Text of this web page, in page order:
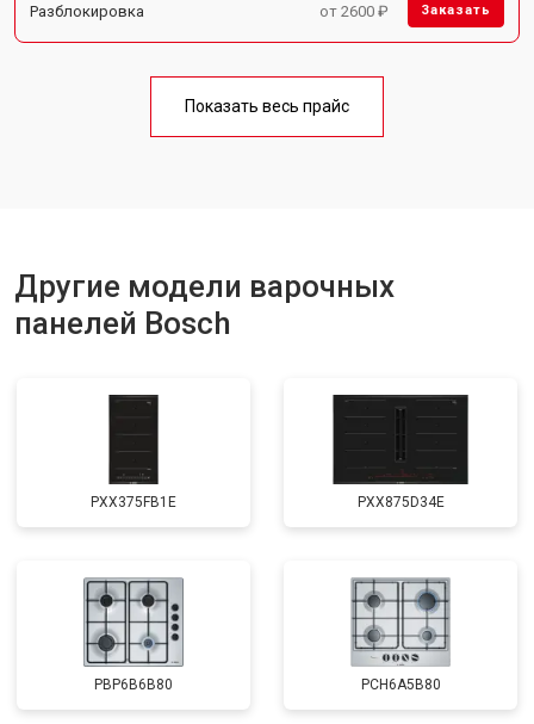
Разблокировка от 2600 ₽ Заказать
Показать весь прайс
Другие модели варочных
панелей Bosch
PXX375FB1E PXX875D34E
PBP6B6B80 PCH6A5B80